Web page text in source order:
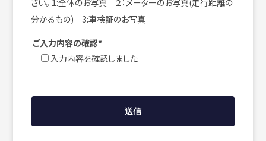
さい。 1:全体のお写真 ２：メーターのお写真(走行距離の
分かるもの) 3:車検証のお写真
ご入力内容の確認*
入力内容を確認しました